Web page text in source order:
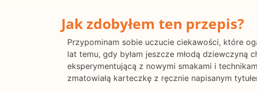
Jak zdobyłem ten przepis?
Przypominam sobie uczucie ciekawości, które
lat temu, gdy byłam jeszcze młodą dziewczyną
eksperymentującą z nowymi smakami i
zmatowiałą karteczkę z ręcznie napisanym